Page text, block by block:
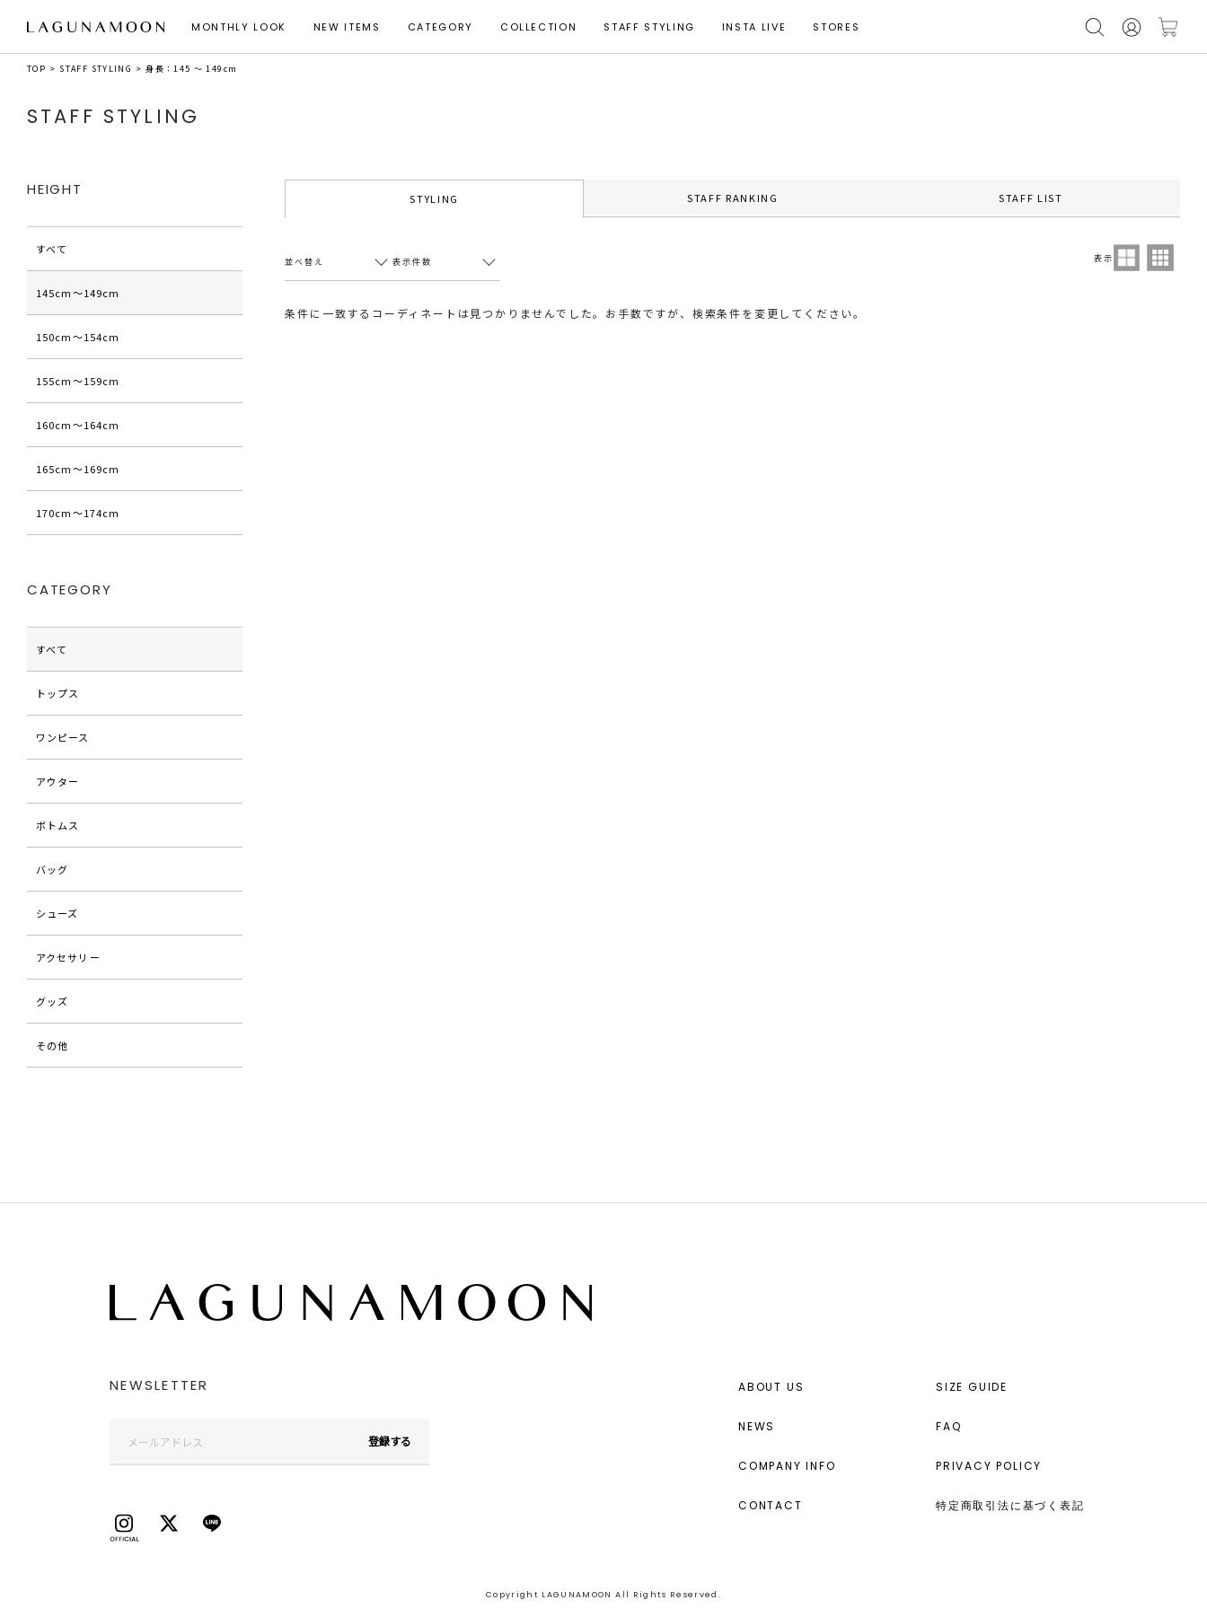
MONTHLY LOOK NEW ITEMS CATEGORY COLLECTION STAFF STYLING INSTA LIVE STORES
TOP STAFF STYLING 身長：145 ～ 149cm
STAFF STYLING
STYLING STAFF RANKING STAFF LIST
並べ替え 表示件数 表示
条件に一致するコーディネートは見つかりませんでした。お手数ですが、検索条件を変更してください。
HEIGHT
すべて
145cm〜149cm
150cm〜154cm
155cm〜159cm
160cm〜164cm
165cm〜169cm
170cm〜174cm
CATEGORY
すべて
トップス
ワンピース
アウター
ボトムス
バッグ
シューズ
アクセサリー
グッズ
その他
NEWSLETTER
登録する
ABOUT US
NEWS
COMPANY INFO
CONTACT
SIZE GUIDE
FAQ
PRIVACY POLICY
特定商取引法に基づく表記
Copyright LAGUNAMOON All Rights Reserved.